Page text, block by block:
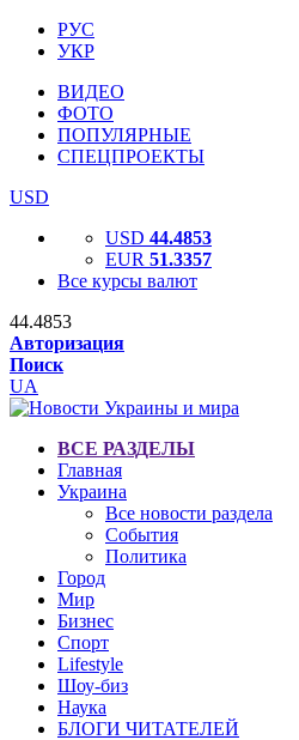
РУС
УКР
ВИДЕО
ФОТО
ПОПУЛЯРНЫЕ
СПЕЦПРОЕКТЫ
USD
USD 44.4853
EUR 51.3357
Все курсы валют
44.4853
Авторизация
Поиск
UA
ВСЕ РАЗДЕЛЫ
Главная
Украина
Все новости раздела
События
Политика
Город
Мир
Бизнес
Спорт
Lifestyle
Шоу-биз
Наука
БЛОГИ ЧИТАТЕЛЕЙ